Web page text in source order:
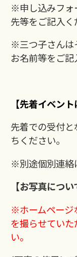
※申し込みフォ
先等をご記入く
※三つ子さんは
お名前等をご記
【先着イベント
先着での受付
ちください。
※別途個別連絡
【お写真につい
※ホームページ
を撮らせてい
い。